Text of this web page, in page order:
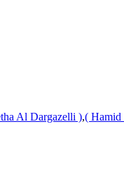
Al Dargazelli ),(